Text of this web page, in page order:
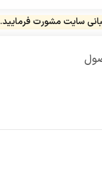
سایت مشورت فرمایید.